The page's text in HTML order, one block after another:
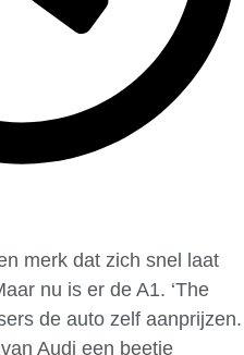
merk dat zich snel laat
nu is er de A1. ‘The
de auto zelf aanprijzen.
Audi een beetje